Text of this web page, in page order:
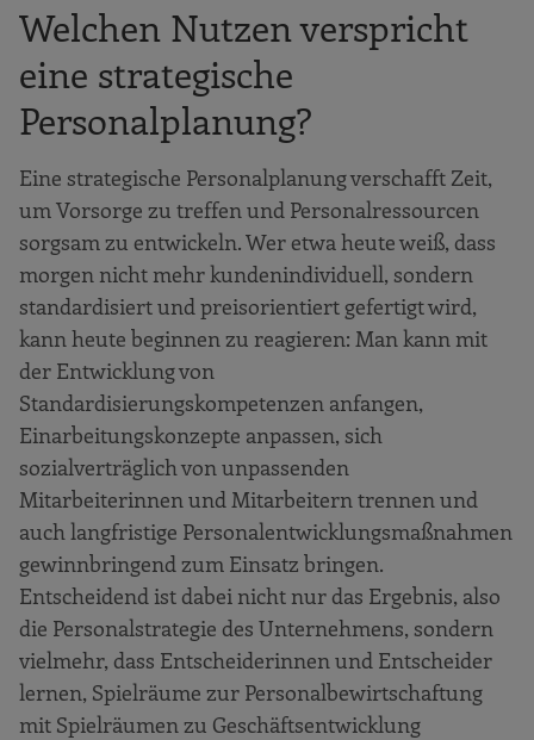
Welchen Nutzen verspricht
eine strategische
Personalplanung?
Eine strategische Personalplanung verschafft Zeit,
um Vorsorge zu treffen und Personalressourcen
sorgsam zu entwickeln. Wer etwa heute weiß, dass
morgen nicht mehr kundenindividuell, sondern
standardisiert und preisorientiert gefertigt wird,
kann heute beginnen zu reagieren: Man kann mit
der Entwicklung von
Standardisierungskompetenzen anfangen,
Einarbeitungskonzepte anpassen, sich
sozialverträglich von unpassenden
Mitarbeiterinnen und Mitarbeitern trennen und
auch langfristige Personalentwicklungsmaßnahmen
gewinnbringend zum Einsatz bringen.
Entscheidend ist dabei nicht nur das Ergebnis, also
die Personalstrategie des Unternehmens, sondern
vielmehr, dass Entscheiderinnen und Entscheider
lernen, Spielräume zur Personalbewirtschaftung
mit Spielräumen zu Geschäftsentwicklung